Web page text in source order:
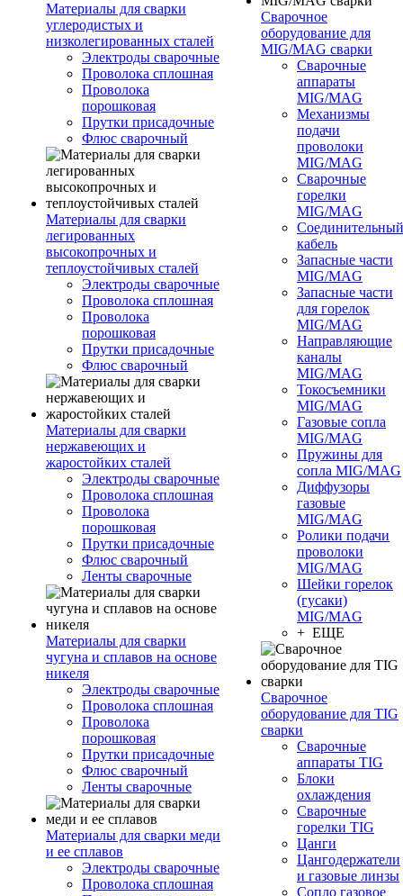
Материалы для сварки
углеродистых и
низколегированных сталей
Электроды сварочные
Проволока сплошная
Проволока
порошковая
Прутки присадочные
Флюс сварочный
Материалы для сварки
легированных
высокопрочных и
теплоустойчивых сталей
Электроды сварочные
Проволока сплошная
Проволока
порошковая
Прутки присадочные
Флюс сварочный
Материалы для сварки
нержавеющих и
жаростойких сталей
Электроды сварочные
Проволока сплошная
Проволока
порошковая
Прутки присадочные
Флюс сварочный
Ленты сварочные
Материалы для сварки
чугуна и сплавов на основе
никеля
Электроды сварочные
Проволока сплошная
Проволока
порошковая
Прутки присадочные
Флюс сварочный
Ленты сварочные
Материалы для сварки меди
и ее сплавов
Электроды сварочные
Проволока сплошная
Сварочное
оборудование для
MIG/MAG сварки
Сварочные
аппараты
MIG/MAG
Механизмы
подачи
проволоки
MIG/MAG
Сварочные
горелки
MIG/MAG
Соединительный
кабель
Запасные части
MIG/MAG
Запасные части
для горелок
MIG/MAG
Направляющие
каналы
MIG/MAG
Токосъемники
MIG/MAG
Газовые сопла
MIG/MAG
Пружины для
сопла MIG/MAG
Диффузоры
газовые
MIG/MAG
Ролики подачи
проволоки
MIG/MAG
Шейки горелок
(гусаки)
MIG/MAG
+ ЕЩЕ
Сварочное
оборудование для TIG
сварки
Сварочные
аппараты TIG
Блоки
охлаждения
Сварочные
горелки TIG
Цанги
Цангодержатели
и газовые линзы
Сопло газовое